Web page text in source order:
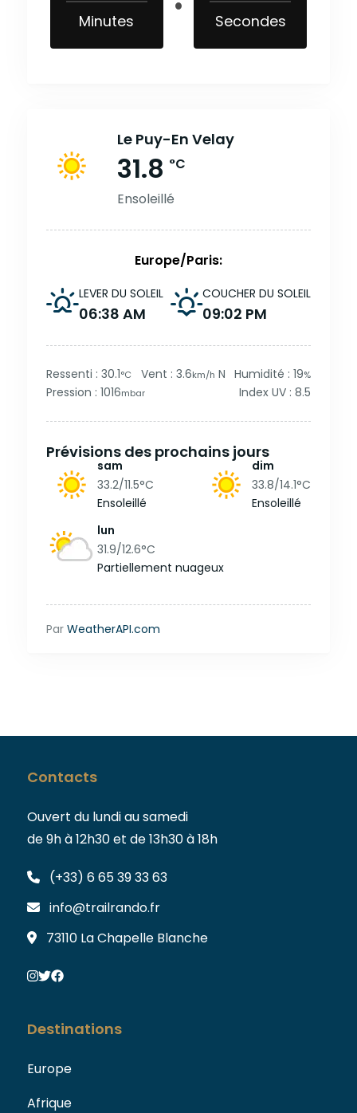
Minutes Secondes
Le Puy-En Velay
31.8 °C
Ensoleillé
Europe/Paris:
LEVER DU SOLEIL
06:38 AM
COUCHER DU SOLEIL
09:02 PM
Ressenti : 30.1°C Vent : 3.6km/h N Humidité : 19%
Pression : 1016mbar Index UV : 8.5
Prévisions des prochains jours
sam
33.2/11.5°C
Ensoleillé
dim
33.8/14.1°C
Ensoleillé
lun
31.9/12.6°C
Partiellement nuageux
Par WeatherAPI.com
Contacts
Ouvert du lundi au samedi
de 9h à 12h30 et de 13h30 à 18h
(+33) 6 65 39 33 63
info@trailrando.fr
73110 La Chapelle Blanche
Destinations
Europe
Afrique